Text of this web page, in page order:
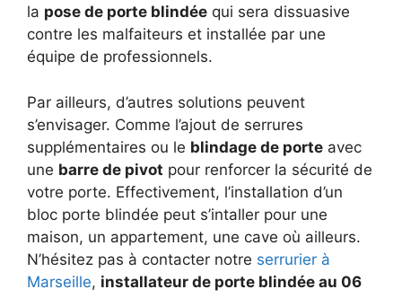
la pose de porte blindée qui sera dissuasive
contre les malfaiteurs et installée par une
équipe de professionnels.
Par ailleurs, d’autres solutions peuvent
s’envisager. Comme l’ajout de serrures
supplémentaires ou le blindage de porte avec
une barre de pivot pour renforcer la sécurité de
votre porte. Effectivement, l’installation d’un
bloc porte blindée peut s’intaller pour une
maison, un appartement, une cave où ailleurs.
N’hésitez pas à contacter notre serrurier à
Marseille, installateur de porte blindée au 06